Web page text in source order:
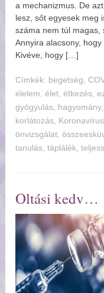
a mechanizmus. De
lesz, sőt egyesek meg
száma nem túl magas,
Annyira alacsony,
Kivéve, hogy […]
Címkék: begetség,
élelem,élet,étkezés,
gyógyulás, hagyomány,
korlátozás, Koronavírus
önvizsgálat,
tanulás,táplálék,
Oltási kedv